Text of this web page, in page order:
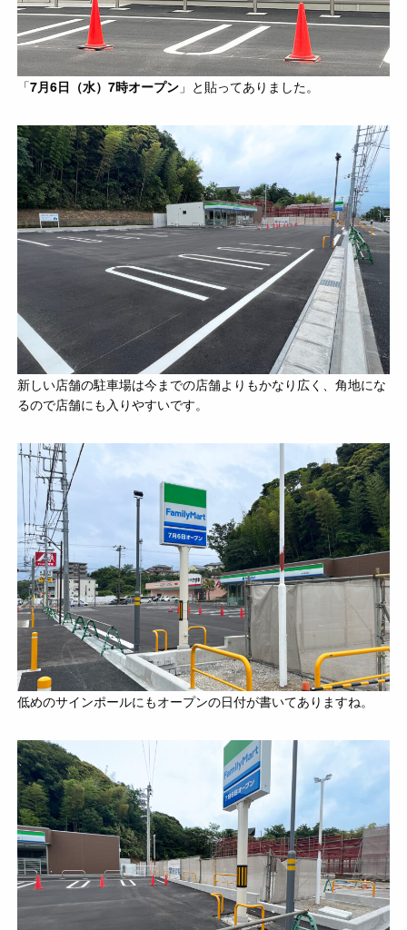
「7月6日（水）7時オープン 」と貼ってありました。
新しい店舗の駐車場は今までの店舗よりもかなり広く、角地にな
るので店舗にも入りやすいです。
低めのサインポールにもオープンの日付が書いてありますね。